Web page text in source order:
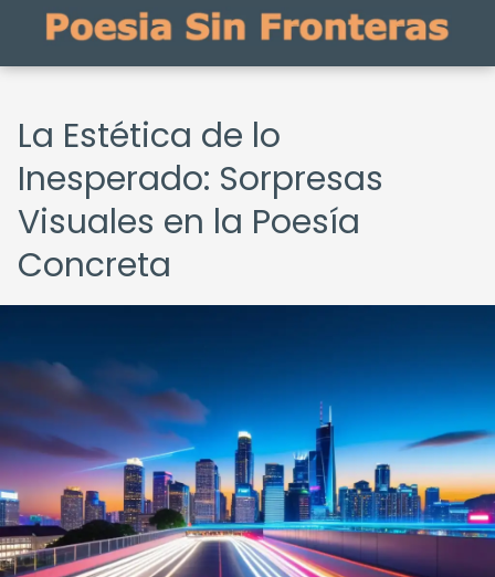
La Estética de lo
Inesperado: Sorpresas
Visuales en la Poesía
Concreta